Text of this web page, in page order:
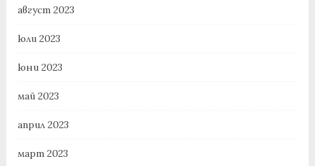
август 2023
юли 2023
юни 2023
май 2023
април 2023
март 2023